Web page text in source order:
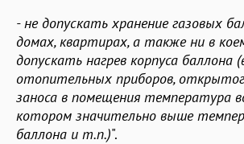
- не допускать хранение газовых
домах, квартирах, а также ни в
допускать нагрев корпуса баллона
отопительных приборов,
заноса в помещения температура
котором значительно выше
баллона и т.п.)".